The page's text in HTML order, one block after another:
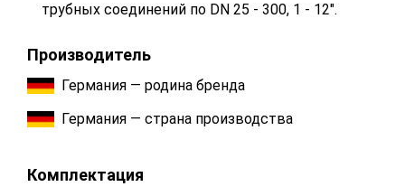
трубных соединений по DN 25 - 300, 1 - 12".
Производитель
Германия — родина бренда
Германия — страна производства
Комплектация